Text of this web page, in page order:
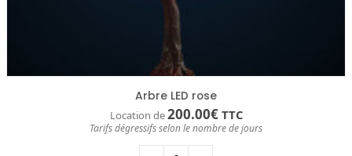
Arbre LED rose
Location de200.00€ TTC
Tarifs dégressifs selon le nombre de jours